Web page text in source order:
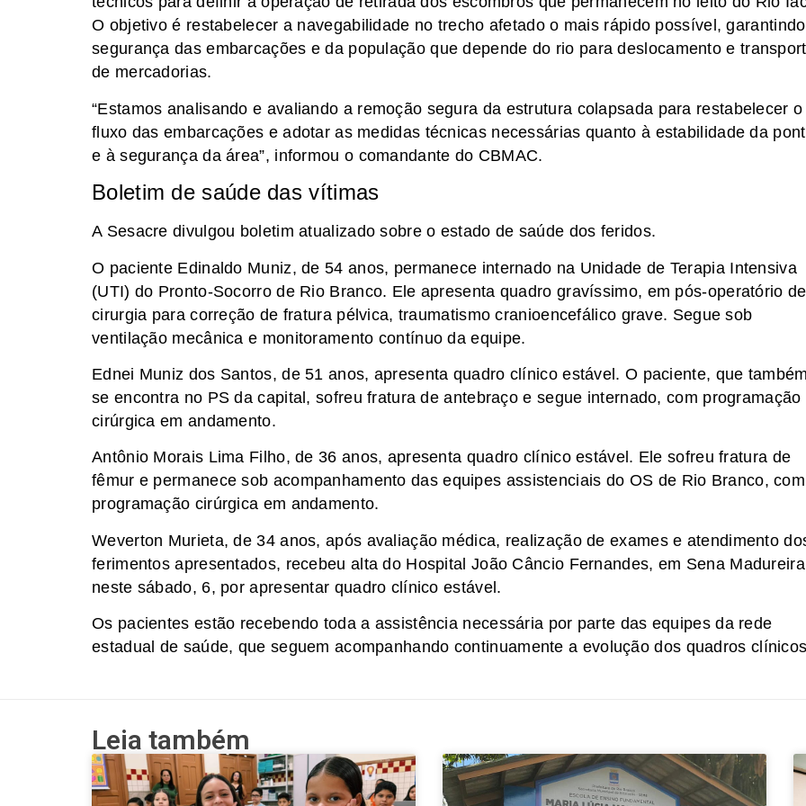
O objetivo é restabelecer a navegabilidade no trecho afetado o mais rápido possível,
segurança das embarcações e da população que depende do rio para deslocamento e
de mercadorias.
“Estamos analisando e avaliando a remoção segura da estrutura colapsada para restabelecer o
fluxo das embarcações e adotar as medidas técnicas necessárias quanto à estabilidade da
e à segurança da área”, informou o comandante do CBMAC.
Boletim de saúde das vítimas
A Sesacre divulgou boletim atualizado sobre o estado de saúde dos feridos.
O paciente Edinaldo Muniz, de 54 anos, permanece internado na Unidade de Terapia Intensiva
(UTI) do Pronto-Socorro de Rio Branco. Ele apresenta quadro gravíssimo, em pós-operatório de
cirurgia para correção de fratura pélvica, traumatismo cranioencefálico grave. Segue sob
ventilação mecânica e monitoramento contínuo da equipe.
Ednei Muniz dos Santos, de 51 anos, apresenta quadro clínico estável. O paciente, que também
se encontra no PS da capital, sofreu fratura de antebraço e segue internado, com programação
cirúrgica em andamento.
Antônio Morais Lima Filho, de 36 anos, apresenta quadro clínico estável. Ele sofreu fratura de
fêmur e permanece sob acompanhamento das equipes assistenciais do OS de Rio Branco, com
programação cirúrgica em andamento.
Weverton Murieta, de 34 anos, após avaliação médica, realização de exames e atendimento
ferimentos apresentados, recebeu alta do Hospital João Câncio Fernandes, em Sena
neste sábado, 6, por apresentar quadro clínico estável.
Os pacientes estão recebendo toda a assistência necessária por parte das equipes da rede
estadual de saúde, que seguem acompanhando continuamente a evolução dos quadros
Leia também